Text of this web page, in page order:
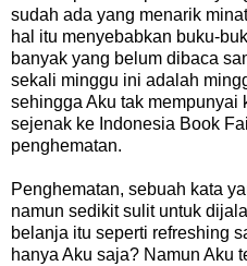
sudah ada yang menarik
hal itu menyebabkan buku-
banyak yang belum dibaca
sekali minggu ini adalah
sehingga Aku tak mempunyai
sejenak ke Indonesia Book
penghematan.
Penghematan, sebuah kata
namun sedikit sulit untuk
belanja itu seperti refreshing
hanya Aku saja? Namun Aku